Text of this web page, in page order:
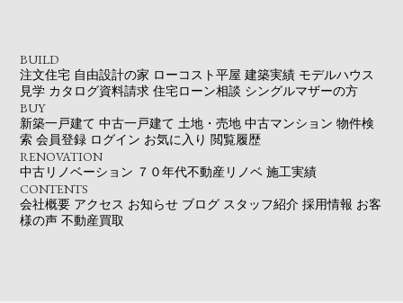
BUILD
注文住宅 自由設計の家 ローコスト平屋 建築実績 モデルハウス
見学 カタログ資料請求 住宅ローン相談 シングルマザーの方
BUY
新築一戸建て 中古一戸建て 土地・売地 中古マンション 物件検
索 会員登録 ログイン お気に入り 閲覧履歴
RENOVATION
中古リノベーション ７０年代不動産リノベ 施工実績
CONTENTS
会社概要 アクセス お知らせ ブログ スタッフ紹介 採用情報 お客
様の声 不動産買取